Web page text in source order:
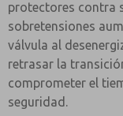
protectores contra
sobretensiones
válvula al
retrasar la
comprometer el
seguridad.